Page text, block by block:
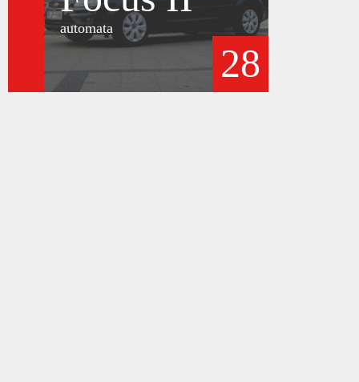
automata
28